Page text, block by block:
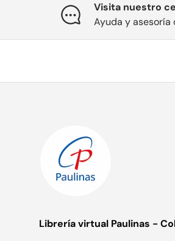
Visita nuestro
Ayuda y asesoría
Librería virtual Paulinas -